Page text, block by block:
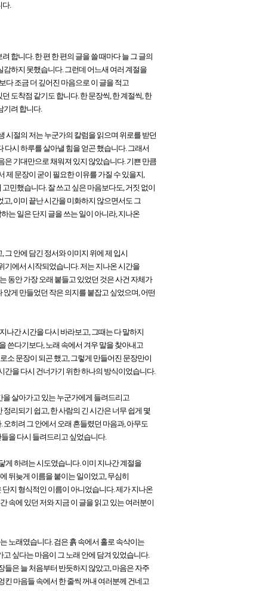
다.
합니다. 한 편 한 편의 글을 쓸 때마다 늘 그 글의
하지 못했습니다. 그런데 어느새 여러 계절을
다 조금 더 깊어진 마음으로 이 글을 적고
도착점 같기도 합니다. 한 문장씩, 한 계절씩, 한
기려 합니다.
시절의 저는 누군가의 칼럼을 읽으며 위로를 받던
다시 하루를 살아낼 힘을 얻곤 했습니다. 그래서
은 기대만으로 채워져 있지 않았습니다. 기쁜 만큼
제 문장이 굳이 필요한 이유를 가질 수 있을지,
민했습니다. 잘 쓰고 싶은 마음보다도, 거짓 없이
, 이미 끝난 시간을 미화하지 않으면서도 그
는 일은 단지 글을 쓰는 일이 아니라, 지나온
그 안에 담긴 정서와 이미지 위에 제 입시
기에서 시작되었습니다. 저는 지나온 시간을
동안 가장 오래 붙들고 있었던 것은 사건 자체가
게 만들었던 작은 의지를 붙잡고 싶었으며, 어떤
나간 시간을 다시 바라보고, 그때는 다 말하지
쓴다기보다, 노래 속에서 겨우 말을 찾아내고
소 문장이 되곤 했고, 그렇게 만들어진 문장만이
간을 다시 건너가기 위한 하나의 방식이었습니다.
을 살아가고 있는 누군가에게 들려드리고
리되기 쉽고, 한 사람의 긴 시간은 너무 쉽게 몇
히려 그 안에서 오래 흔들렸던 마음과, 아무도
을 다시 들려드리고 싶었습니다.
게 하려는 시도였습니다. 이미 지나간 계절을
뒤늦게 이름을 붙이는 일이었고, 무심히
지 형식적인 이름이 아니었습니다. 제가 지나온
속에 있던 저와 지금 이 글을 읽고 있는 여러분이
노래였습니다. 검은 흙 속에서 홀로 속삭이는
싶다는 마음이 그 노래 안에 담겨 있었습니다.
들은 늘 처음부터 반듯하지 않았고, 마음은 자주
킨 마음들 속에서 한 줄씩 꺼내 여러분께 건네고